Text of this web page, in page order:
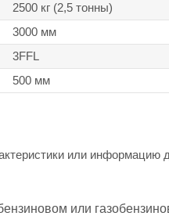
2500 кг (2,5 тонны)
3000 мм
3FFL
500 мм
или информацию
или